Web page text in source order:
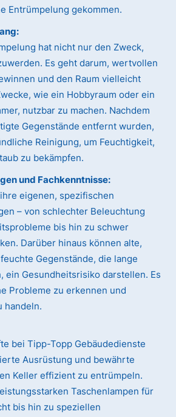
Entrümpelung gekommen.
hat nicht nur den Zweck,
Es geht darum, wertvollen
und den Raum vielleicht
wie ein Hobbyraum oder ein
nutzbar zu machen. Nachdem
Gegenstände entfernt wurden,
Reinigung, um Feuchtigkeit,
zu bekämpfen.
und Fachkenntnisse:
eigenen, spezifischen
– von schlechter Beleuchtung
bis hin zu schwer
Darüber hinaus können alte,
Gegenstände, die lange
ein Gesundheitsrisiko darstellen. Es
Probleme zu erkennen und
handeln.
bei Tipp-Topp Gebäudedienste
Ausrüstung und bewährte
Keller effizient zu entrümpeln.
Taschenlampen für
bis hin zu speziellen